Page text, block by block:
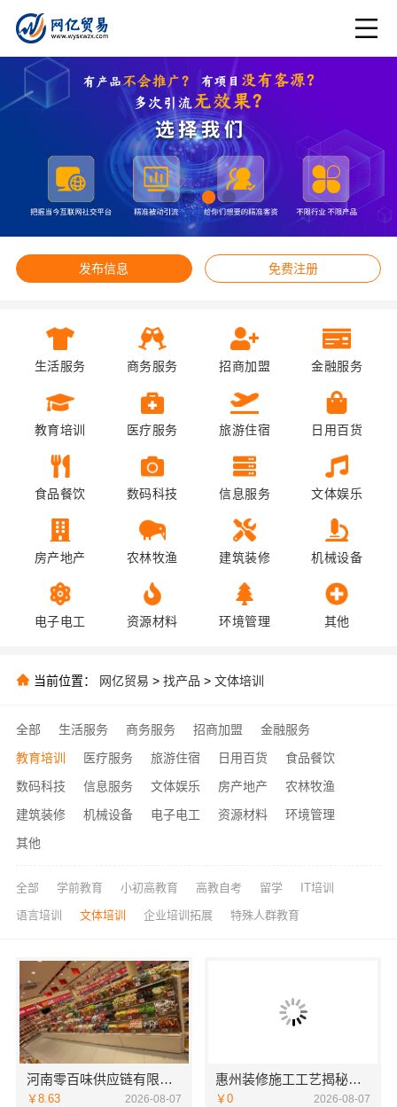
发布信息 免费注册
生活服务 商务服务 招商加盟 金融服务
教育培训 医疗服务 旅游住宿 日用百货
食品餐饮 数码科技 信息服务 文体娱乐
房产地产 农林牧渔 建筑装修 机械设备
电子电工 资源材料 环境管理 其他
当前位置： 网亿贸易 > 找产品 > 文体培训
全部 生活服务 商务服务 招商加盟
金融服务
教育培训
医疗服务 旅游住宿 日用百货
食品餐饮
数码科技
信息服务 文体娱乐 房产地产
农林牧渔
建筑装修
机械设备 电子电工 资源材料
环境管理
其他
全部 学前教育 小初高教育 高教自考 留学 IT培训
语言培训 文体培训 企业培训拓展 特殊人群教育
河南零百味供应链有限公司社区高盈利零食硬折扣全域盈利
￥8.63 2026-08-07
惠州装修施工工艺揭秘，华居不锈钢标准化施工
￥0 2026-08-07